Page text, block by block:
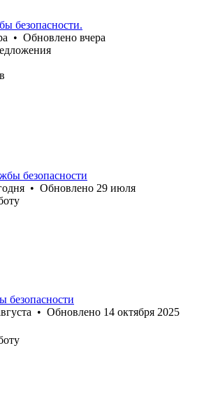
безопасности.
• Обновлено вчера
безопасности
• Обновлено 29 июля
безопасности
• Обновлено 14 октября 2025